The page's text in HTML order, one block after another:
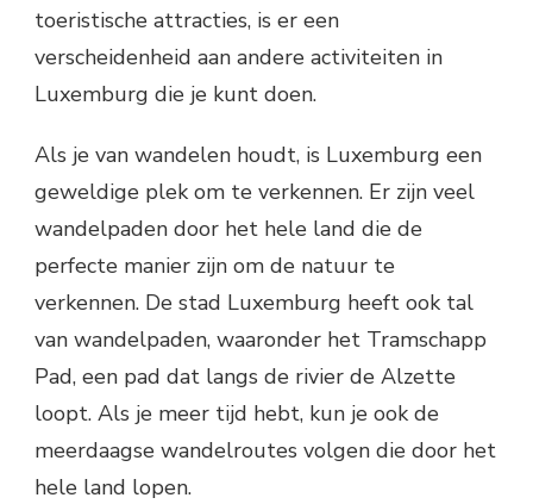
toeristische attracties, is er een
verscheidenheid aan andere activiteiten in
Luxemburg die je kunt doen.
Als je van wandelen houdt, is Luxemburg een
geweldige plek om te verkennen. Er zijn veel
wandelpaden door het hele land die de
perfecte manier zijn om de natuur te
verkennen. De stad Luxemburg heeft ook tal
van wandelpaden, waaronder het Tramschapp
Pad, een pad dat langs de rivier de Alzette
loopt. Als je meer tijd hebt, kun je ook de
meerdaagse wandelroutes volgen die door het
hele land lopen.